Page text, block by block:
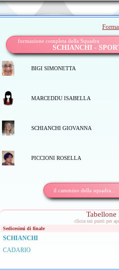
formazione completa della Squadra
SCHIANCHI -
BIGI SIMONETTA
MARCEDDU ISABELLA
SCHIANCHI GIOVANNA
PICCIONI ROSELLA
il cammino della squadra...
Tabellone
clicca sui punti per
Sedicesimi di finale
SCHIANCHI
CADARIO